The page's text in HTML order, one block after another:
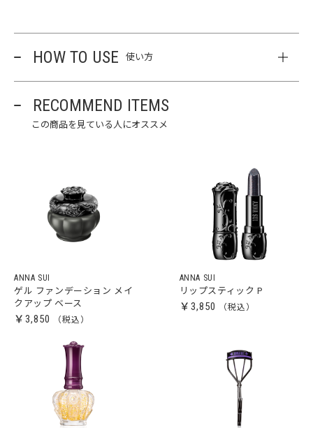
HOW TO USE 使い方
RECOMMEND ITEMS
この商品を見ている人にオススメ
ANNA SUI
ゲル ファンデーション メイ
クアップ ベース
￥3,850
ANNA SUI
リップスティック P
￥3,850